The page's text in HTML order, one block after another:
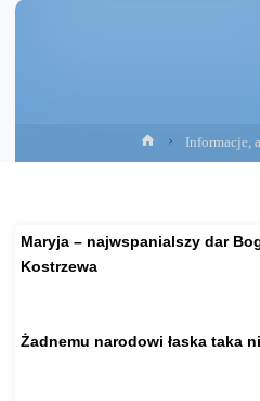
Strona
główna
Informacje,
Maryja – najwspanialszy dar
Kostrzewa
Żadnemu narodowi łaska taka